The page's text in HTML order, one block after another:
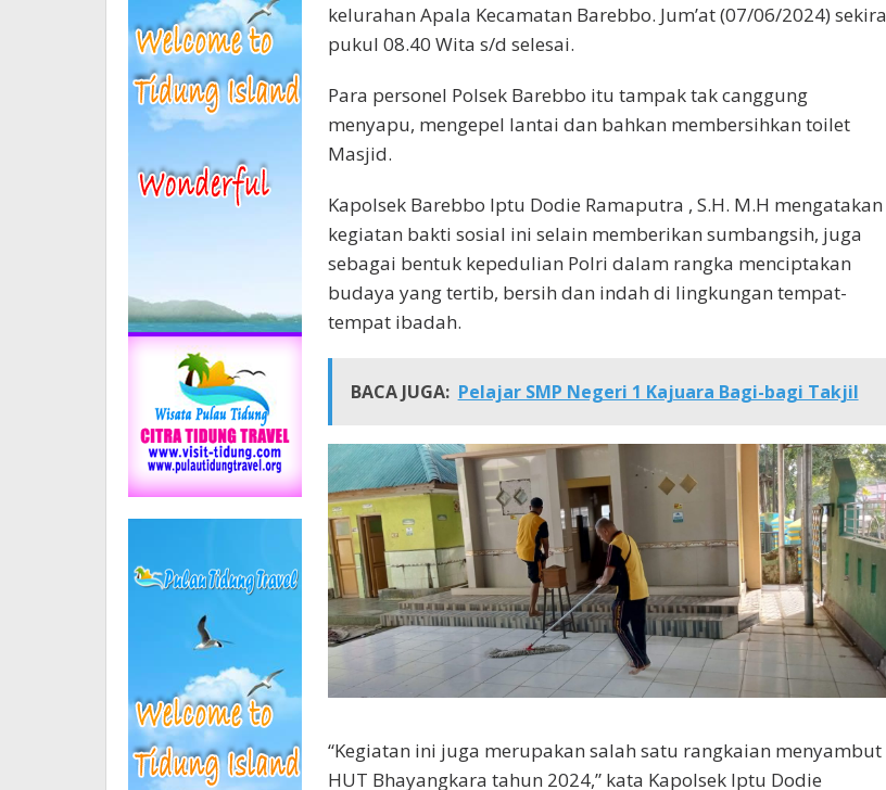
kelurahan Apala Kecamatan Barebbo. Jum’at (07/06/2024) sekira
pukul 08.40 Wita s/d selesai.
Para personel Polsek Barebbo itu tampak tak canggung
menyapu, mengepel lantai dan bahkan membersihkan toilet
Masjid.
Kapolsek Barebbo Iptu Dodie Ramaputra , S.H. M.H mengatakan
kegiatan bakti sosial ini selain memberikan sumbangsih, juga
sebagai bentuk kepedulian Polri dalam rangka menciptakan
budaya yang tertib, bersih dan indah di lingkungan tempat-
tempat ibadah.
BACA JUGA: Pelajar SMP Negeri 1 Kajuara Bagi-bagi Takjil
“Kegiatan ini juga merupakan salah satu rangkaian menyambut
HUT Bhayangkara tahun 2024,” kata Kapolsek Iptu Dodie